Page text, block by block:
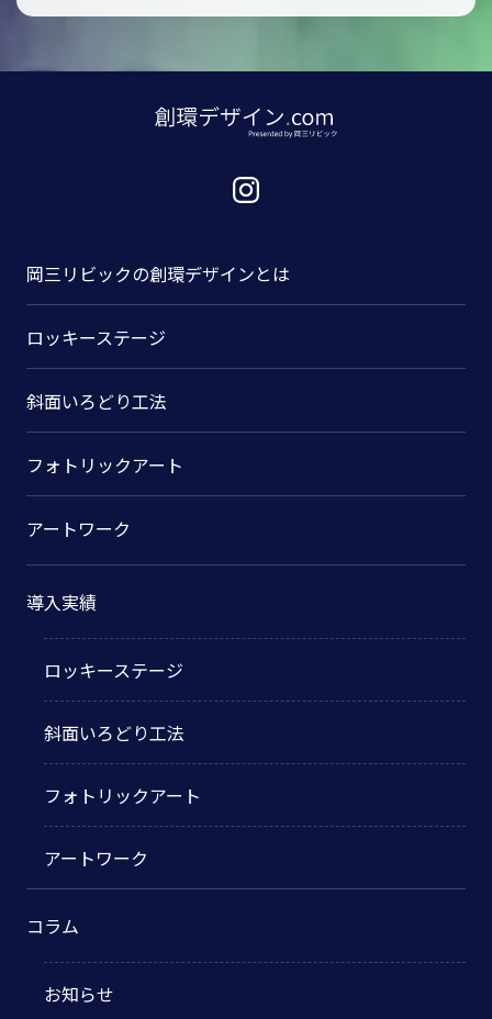
岡三リビックの創環デザインとは
ロッキーステージ
斜面いろどり工法
フォトリックアート
アートワーク
導入実績
ロッキーステージ
斜面いろどり工法
フォトリックアート
アートワーク
コラム
お知らせ